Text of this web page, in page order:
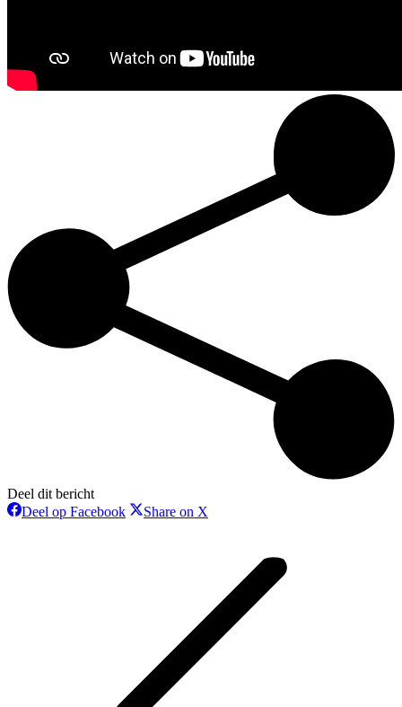
Deel dit bericht
Deel op FacebookDeelShare on X